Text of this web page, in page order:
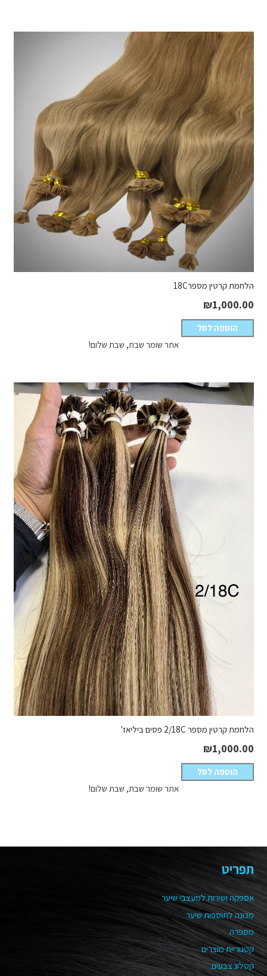
הלחמת קרטין מספר18C
₪1,000.00
הוספה לסל
אתר שומר שבת, שבת שלום!
הלחמת קרטין מספר 2/18C פסים ביליאז'
₪1,000.00
הוספה לסל
אתר שומר שבת, שבת שלום!
תפריט
אספקה ושירות למעצבי שיער
מכונה לתוספות שיער
מספרה
קטגוריית מוצרים
קטלוג צבעים